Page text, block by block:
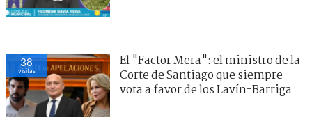
38
visitas
El "Factor Mera": el ministro de la
Corte de Santiago que siempre
vota a favor de los Lavín-Barriga